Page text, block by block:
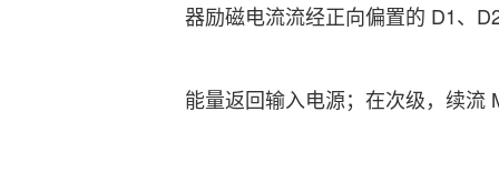
器励磁电流流经正向偏置的 D1、
能量返回输入电源；在次级，续流